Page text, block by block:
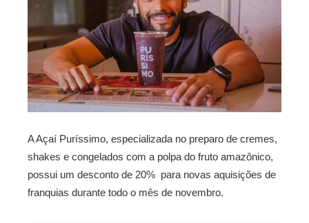
A Açaí Puríssimo, especializada no preparo de cremes,
shakes e congelados com a polpa do fruto amazônico,
possui um desconto de 20% para novas aquisições de
franquias durante todo o mês de novembro.